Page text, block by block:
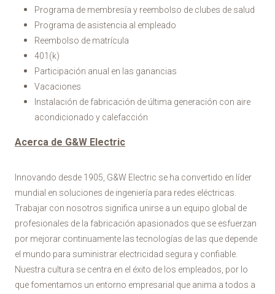
Programa de membresía y reembolso de clubes de salud
Programa de asistencia al empleado
Reembolso de matrícula
401(k)
Participación anual en las ganancias
Vacaciones
Instalación de fabricación de última generación con aire
acondicionado y calefacción
Acerca de G&W Electric
Innovando desde 1905, G&W Electric se ha convertido en líder
mundial en soluciones de ingeniería para redes eléctricas.
Trabajar con nosotros significa unirse a un equipo global de
profesionales de la fabricación apasionados que se esfuerzan
por mejorar continuamente las tecnologías de las que depende
el mundo para suministrar electricidad segura y confiable.
Nuestra cultura se centra en el éxito de los empleados, por lo
que fomentamos un entorno empresarial que anima a todos a